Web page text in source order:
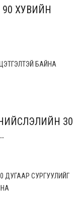
ХУВИЙН
БАЙНА
НИЙСЛЭЛИЙН 30
ДУГААР СУРГУУЛИЙГ